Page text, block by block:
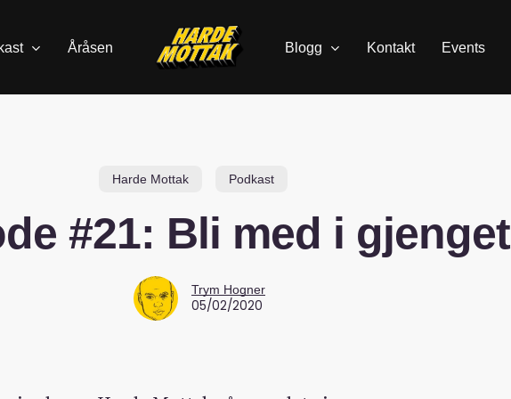
Åråsen Blogg Kontakt Events
Harde Mottak Podkast
#21: Bli med i gjenget
Trym Hogner
05/02/2020